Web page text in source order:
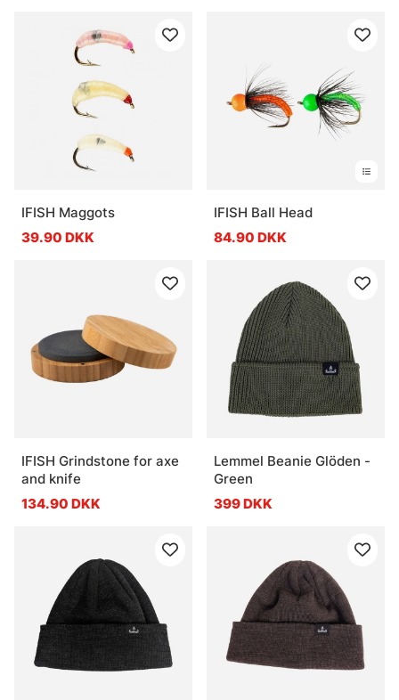
IFISH Maggots
39.90 DKK
IFISH Ball Head
84.90 DKK
IFISH Grindstone for axe
and knife
134.90 DKK
Lemmel Beanie Glöden -
Green
399 DKK